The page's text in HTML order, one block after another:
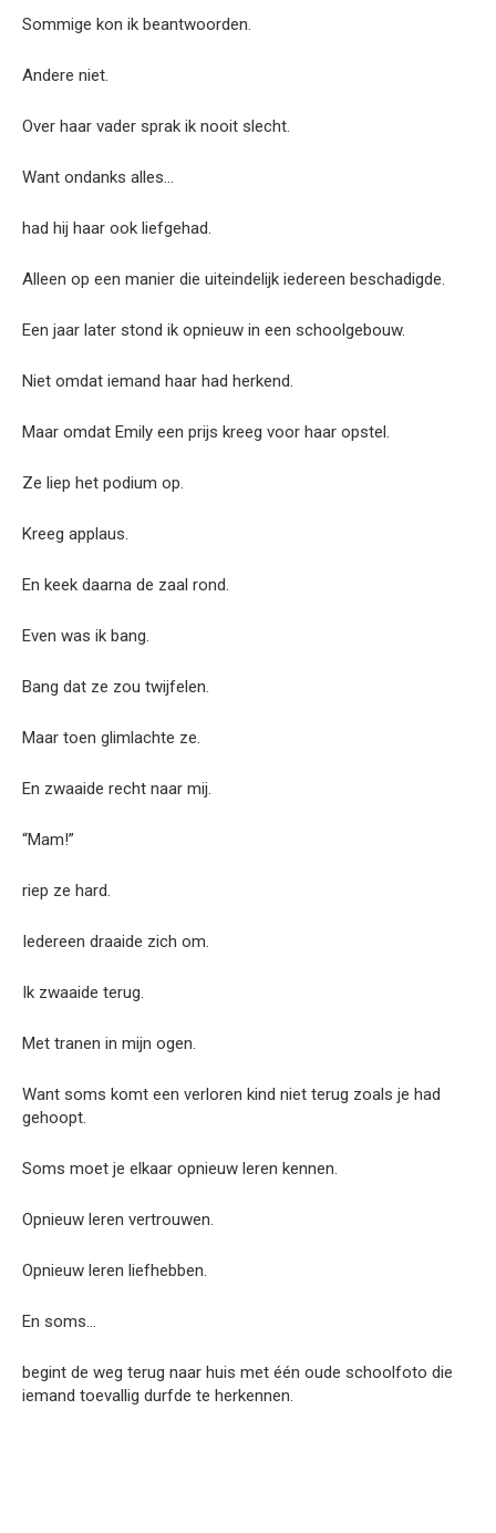
Sommige kon ik beantwoorden.
Andere niet.
Over haar vader sprak ik nooit slecht.
Want ondanks alles…
had hij haar ook liefgehad.
Alleen op een manier die uiteindelijk iedereen beschadigde.
Een jaar later stond ik opnieuw in een schoolgebouw.
Niet omdat iemand haar had herkend.
Maar omdat Emily een prijs kreeg voor haar opstel.
Ze liep het podium op.
Kreeg applaus.
En keek daarna de zaal rond.
Even was ik bang.
Bang dat ze zou twijfelen.
Maar toen glimlachte ze.
En zwaaide recht naar mij.
“Mam!”
riep ze hard.
Iedereen draaide zich om.
Ik zwaaide terug.
Met tranen in mijn ogen.
Want soms komt een verloren kind niet terug zoals je had
gehoopt.
Soms moet je elkaar opnieuw leren kennen.
Opnieuw leren vertrouwen.
Opnieuw leren liefhebben.
En soms…
begint de weg terug naar huis met één oude schoolfoto die
iemand toevallig durfde te herkennen.